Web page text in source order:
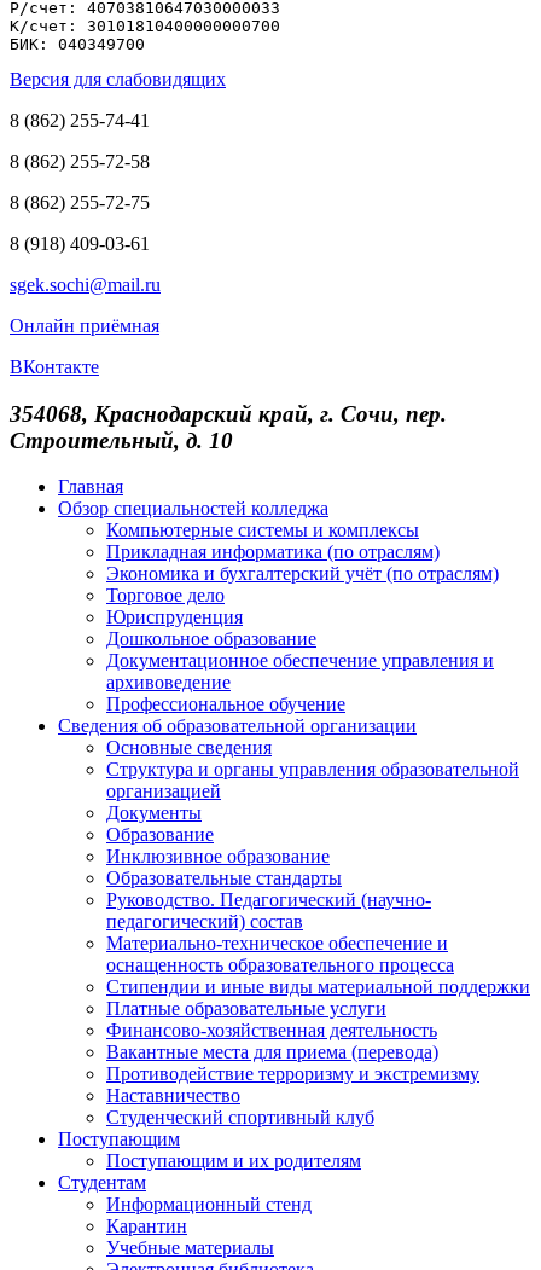
Р/счет: 40703810647030000033
К/счет: 30101810400000000700
БИК: 040349700
Версия для слабовидящих
8 (862) 255-74-41
8 (862) 255-72-58
8 (862) 255-72-75
8 (918) 409-03-61
sgek.sochi@mail.ru
Онлайн приёмная
ВКонтакте
354068, Краснодарский край, г. Сочи, пер.
Строительный, д. 10
Главная
Обзор специальностей колледжа
Компьютерные системы и комплексы
Прикладная информатика (по отраслям)
Экономика и бухгалтерский учёт (по отраслям)
Торговое дело
Юриспруденция
Дошкольное образование
Документационное обеспечение управления и
архивоведение
Профессиональное обучение
Сведения об образовательной организации
Основные сведения
Структура и органы управления образовательной
организацией
Документы
Образование
Инклюзивное образование
Образовательные стандарты
Руководство. Педагогический (научно-
педагогический) состав
Материально-техническое обеспечение и
оснащенность образовательного процесса
Стипендии и иные виды материальной поддержки
Платные образовательные услуги
Финансово-хозяйственная деятельность
Вакантные места для приема (перевода)
Противодействие терроризму и экстремизму
Наставничество
Студенческий спортивный клуб
Поступающим
Поступающим и их родителям
Студентам
Информационный стенд
Карантин
Учебные материалы